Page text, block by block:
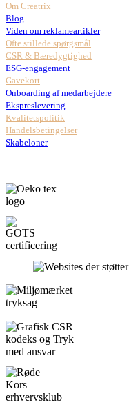
Om Creatrix
Blog
Viden om reklameartikler
Ofte stillede spørgsmål
CSR & Bæredygtighed
ESG-engagement
Gavekort
Onboarding af medarbejdere
Ekspreslevering
Kvalitetspolitik
Handelsbetingelser
Skabeloner